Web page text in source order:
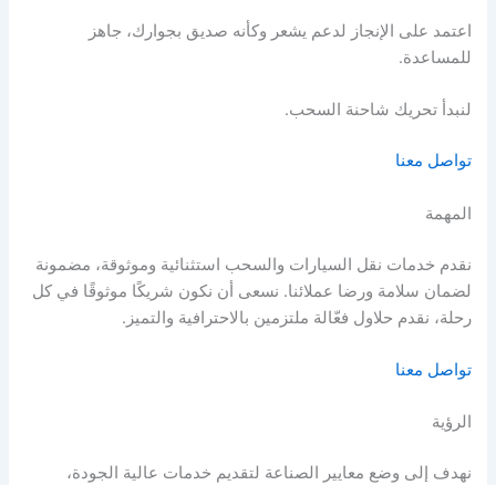
اعتمد على الإنجاز لدعم يشعر وكأنه صديق بجوارك، جاهز
للمساعدة.
لنبدأ تحريك شاحنة السحب.
تواصل معنا
المهمة
نقدم خدمات نقل السيارات والسحب استثنائية وموثوقة، مضمونة
لضمان سلامة ورضا عملائنا. نسعى أن نكون شريكًا موثوقًا في كل
رحلة، نقدم حلاول فعّالة ملتزمين بالاحترافية والتميز.
تواصل معنا
الرؤية
نهدف إلى وضع معايير الصناعة لتقديم خدمات عالية الجودة،